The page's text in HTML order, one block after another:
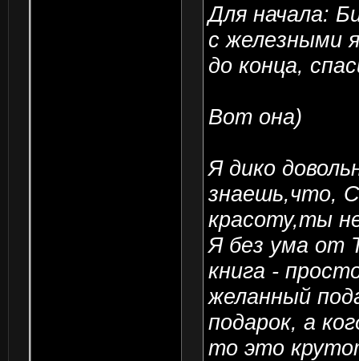
Для начала:
с железными
до конца,
Вот она)
Я дико
знаешь,что,
красоту,ты
Я без ума от
книга -
желанный
подарок, а
то это